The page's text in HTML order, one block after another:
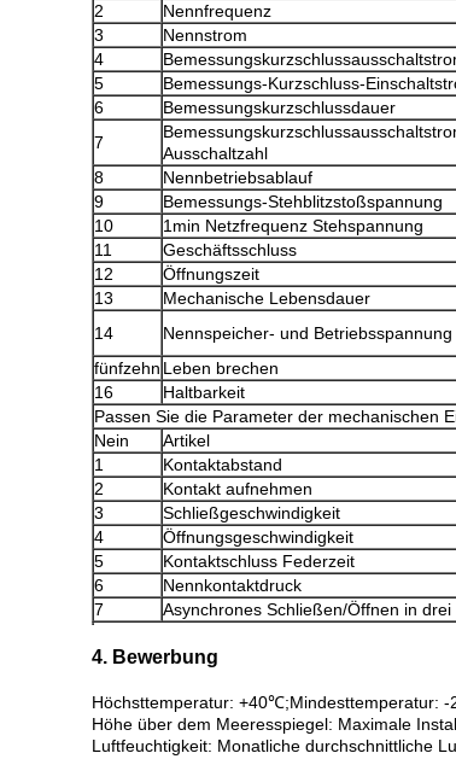
2
Nennfrequenz
3
Nennstrom
4
5
Bemessungs-Kurzschluss-
6
Bemessungskurzschlussdauer
7
Ausschaltzahl
8
Nennbetriebsablauf
9
Bemessungs-Stehblitzstoßspannung
10
1min Netzfrequenz Stehspannung
11
Geschäftsschluss
12
Öffnungszeit
13
Mechanische Lebensdauer
14
Nennspeicher- und Betriebsspannung
fünfzehn Leben brechen
16
Haltbarkeit
Passen Sie die Parameter der mechanischen
Nein
Artikel
1
Kontaktabstand
2
Kontakt aufnehmen
3
Schließgeschwindigkeit
4
Öffnungsgeschwindigkeit
5
Kontaktschluss Federzeit
6
Nennkontaktdruck
7
Asynchrones Schließen/Öffnen in drei
4. Bewerbung
Höchsttemperatur: +40℃;Mindesttemperatur: -
Höhe über dem Meeresspiegel: Maximale
Luftfeuchtigkeit: Monatliche durchschnittliche